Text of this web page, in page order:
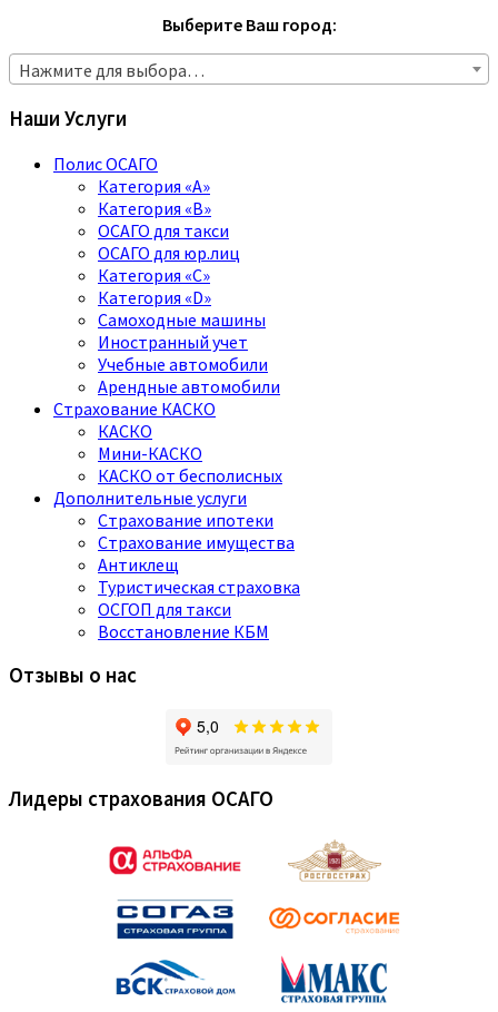
Выберите Ваш город:
Нажмите для выбора…
Наши Услуги
Полис ОСАГО
Категория «A»
Категория «B»
ОСАГО для такси
ОСАГО для юр.лиц
Категория «C»
Категория «D»
Самоходные машины
Иностранный учет
Учебные автомобили
Арендные автомобили
Страхование КАСКО
КАСКО
Мини-КАСКО
КАСКО от бесполисных
Дополнительные услуги
Страхование ипотеки
Страхование имущества
Антиклещ
Туристическая страховка
ОСГОП для такси
Восстановление КБМ
Отзывы о нас
Лидеры страхования ОСАГО